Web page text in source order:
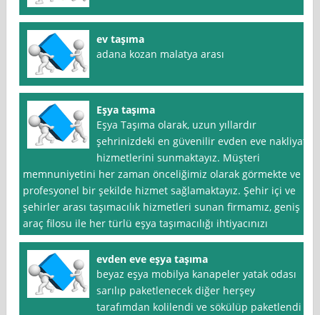
ev taşıma
adana kozan malatya arası
Eşya taşıma
Eşya Taşıma olarak, uzun yıllardır
şehrinizdeki en güvenilir evden eve nakliyat
hizmetlerini sunmaktayız. Müşteri
memnuniyetini her zaman önceliğimiz olarak görmekte ve
profesyonel bir şekilde hizmet sağlamaktayız. Şehir içi ve
şehirler arası taşımacılık hizmetleri sunan firmamız, geniş
araç filosu ile her türlü eşya taşımacılığı ihtiyacınızı
evden eve eşya taşıma
beyaz eşya mobilya kanapeler yatak odası
sarılıp paketlenecek diğer herşey
tarafımdan kolilendi ve sökülüp paketlendi